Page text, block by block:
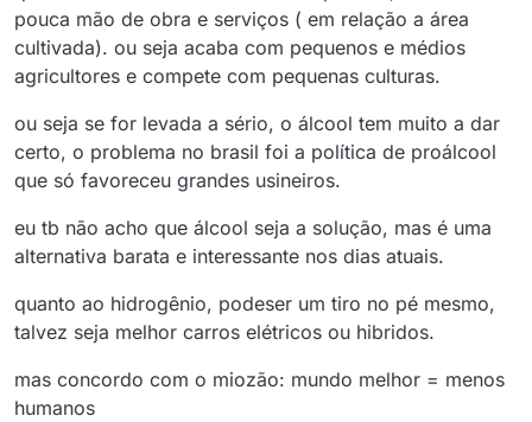
pouca mão de obra e serviços ( em relação a área
cultivada). ou seja acaba com pequenos e médios
agricultores e compete com pequenas culturas.
ou seja se for levada a sério, o álcool tem muito a dar
certo, o problema no brasil foi a política de proálcool
que só favoreceu grandes usineiros.
eu tb não acho que álcool seja a solução, mas é uma
alternativa barata e interessante nos dias atuais.
quanto ao hidrogênio, podeser um tiro no pé mesmo,
talvez seja melhor carros elétricos ou hibridos.
mas concordo com o miozão: mundo melhor = menos
humanos